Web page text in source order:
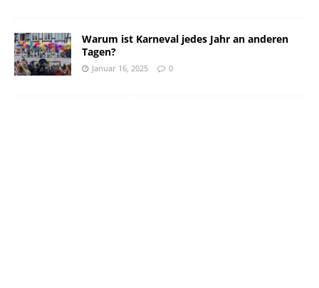
Warum ist Karneval jedes Jahr an anderen
Tagen?
Januar 16, 2025 0